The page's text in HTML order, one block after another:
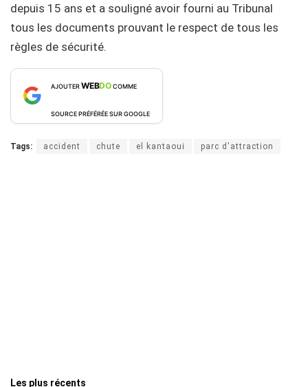
depuis 15 ans et a souligné avoir fourni au Tribunal
tous les documents prouvant le respect de tous les
règles de sécurité.
AJOUTERWEBDOCOMME
SOURCE PRÉFÉRÉE SUR GOOGLE
Tags: accident chute el kantaoui parc d'attraction
Les plus récents